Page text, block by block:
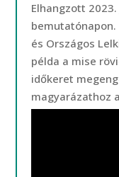
Elhangzott
bemutatónapon.
és Országos
példa a mise
időkeret
magyarázathoz